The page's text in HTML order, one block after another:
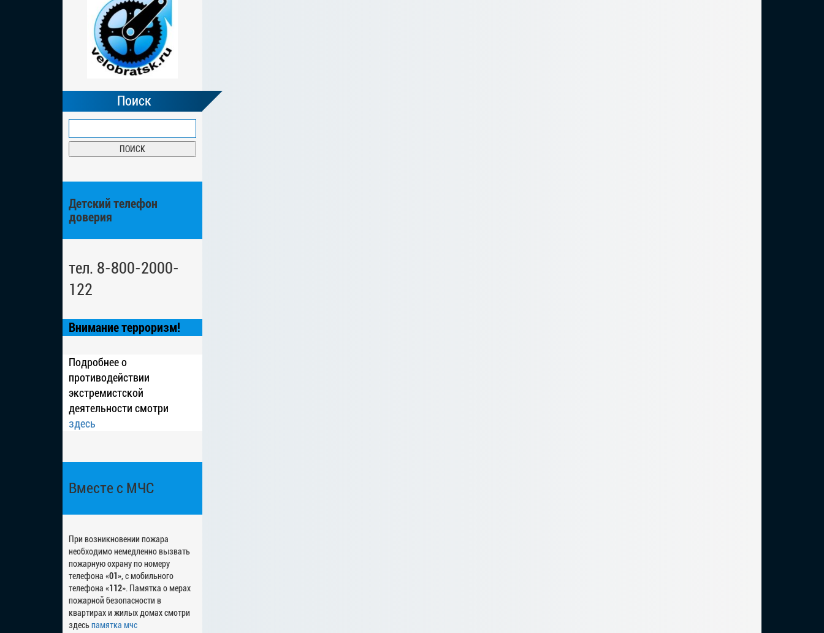
Поиск
Детский телефон
доверия
тел. 8-800-2000-
122
Внимание терроризм!
Подробнее о
противодействии
экстремистской
деятельности смотри
здесь
Вместе с МЧС
При возникновении пожара
необходимо немедленно вызвать
пожарную охрану по номеру
телефона «01 », с мобильного
телефона «112». Памятка о мерах
пожарной безопасности в
квартирах и жилых домах смотри
здесьпамятка мчс